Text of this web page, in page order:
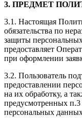
3. ПРЕДМЕТ
3.1. Настоящая
обязательства по
защиты
предоставляет
при оформлении
3.2. Пользователь
предоставлении
на их обработку, а
предусмотренных п.3
персональных